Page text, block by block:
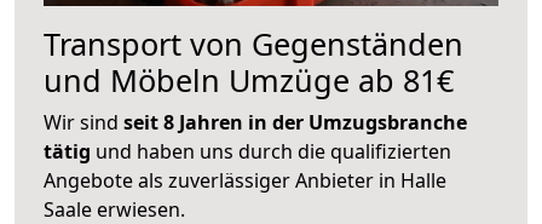
Transport von Gegenständen
und Möbeln Umzüge ab 81€
Wir sind seit 8 Jahren in der Umzugsbranche
tätig und haben uns durch die qualifizierten
Angebote als zuverlässiger Anbieter in Halle
Saale erwiesen.